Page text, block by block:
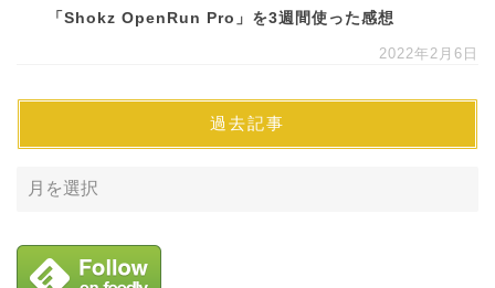
「Shokz OpenRun Pro」を3週間使った感想
2022年2月6日
過去記事